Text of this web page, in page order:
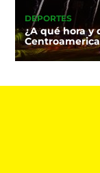
DEPORTES
¿A qué hora y